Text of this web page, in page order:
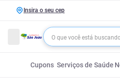
Insira o seu cep
Cupons Serviços de Saúde